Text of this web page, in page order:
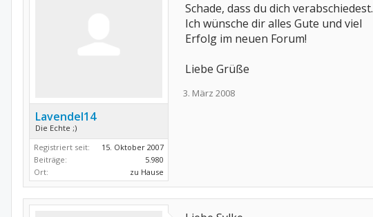
Lavendel14
Die Echte ;)
Registriert seit:
15. Oktober 2007
Beiträge:
5.980
Ort:
zu Hause
Schade, dass du dich verabschiedest.
Ich wünsche dir alles Gute und viel
Erfolg im neuen Forum!
Liebe Grüße
3. März 2008